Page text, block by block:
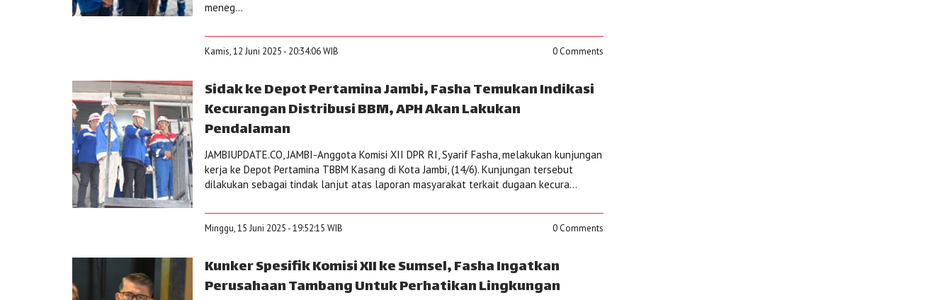
meneg...
Kamis, 12 Juni 2025 - 20:34:06 WIB 0 Comments
Sidak ke Depot Pertamina Jambi, Fasha Temukan Indikasi
Kecurangan Distribusi BBM, APH Akan Lakukan
Pendalaman
JAMBIUPDATE.CO, JAMBI-Anggota Komisi XII DPR RI, Syarif Fasha, melakukan kunjungan
kerja ke Depot Pertamina TBBM Kasang di Kota Jambi, (14/6). Kunjungan tersebut
dilakukan sebagai tindak lanjut atas laporan masyarakat terkait dugaan kecura...
Minggu, 15 Juni 2025 - 19:52:15 WIB 0 Comments
Kunker Spesifik Komisi XII ke Sumsel, Fasha Ingatkan
Perusahaan Tambang Untuk Perhatikan Lingkungan